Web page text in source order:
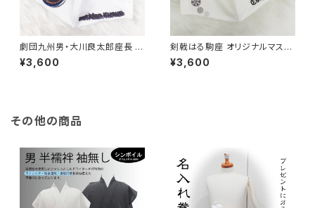
劇団九州男・大川良太郎座長 ロ
ゴデザインマスク【２枚組】
¥3,600
剣戟はる駒座 オリジナルマスク
【２枚組】
¥3,600
その他の商品